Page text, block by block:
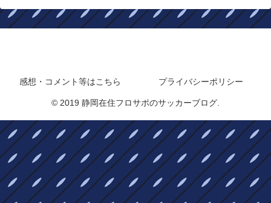
感想・コメント等はこちら プライバシーポリシー
© 2019 静岡在住フロサポのサッカーブログ.